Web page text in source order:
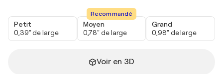
Petit
0,39" de large
Recommandé
Moyen
0,78" de large
Grand
0,98" de large
Voir en 3D